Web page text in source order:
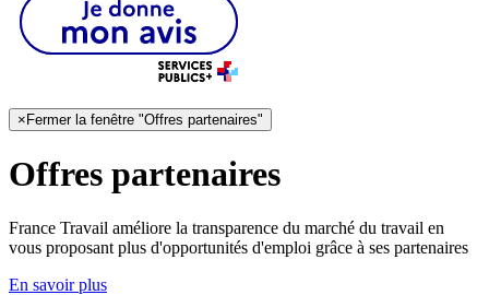
× Fermer la fenêtre "Offres partenaires"
Offres partenaires
France Travail améliore la transparence du marché du travail en
vous proposant plus d'opportunités d'emploi grâce à ses partenaires
En savoir plus